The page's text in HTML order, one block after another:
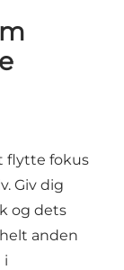
flytte fokus
Giv dig
og dets
anden
i